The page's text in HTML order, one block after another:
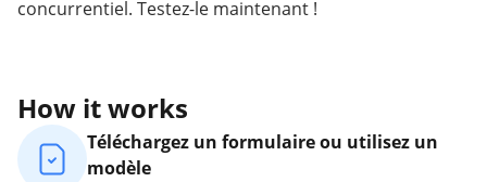
concurrentiel. Testez-le maintenant !
How it works
Téléchargez un formulaire ou utilisez un
modèle